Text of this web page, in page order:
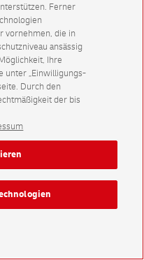
Ferner
vornehmen, die in
ansässig
Ihre
unter „Einwilligungs-
Durch den
der bis